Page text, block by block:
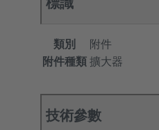
標識
類別
附件
附件種類 擴大器
技術參數